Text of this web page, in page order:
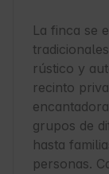
La finca se
rústico y
recinto
grupos de
hasta
personas.